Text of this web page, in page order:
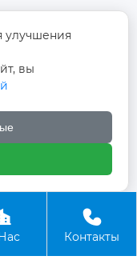
Наньцзяо,
провинция

Контакты
улучшения
вы